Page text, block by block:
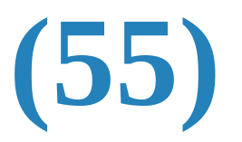
(55)